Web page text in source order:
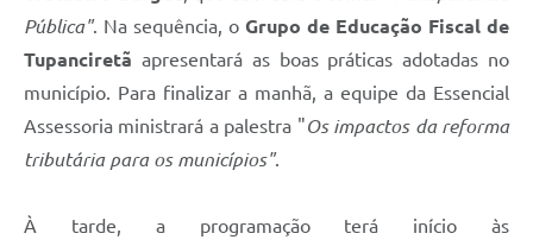
Pública". Na sequência, o Grupo de Educação Fiscal de
Tupanciretã apresentará as boas práticas adotadas no
município. Para finalizar a manhã, a equipe da Essencial
Assessoria ministrará a palestra "Os impactos da reforma
tributária para os municípios".
À tarde, a programação terá início às